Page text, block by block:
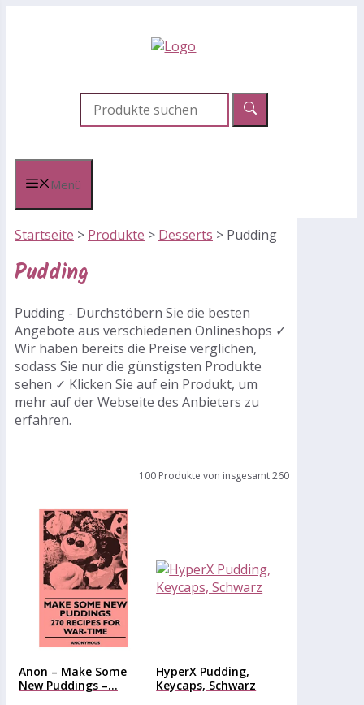
Menü
Startseite > Produkte > Desserts > Pudding
Pudding
Pudding - Durchstöbern Sie die besten
Angebote aus verschiedenen Onlineshops ✓
Wir haben bereits die Preise verglichen,
sodass Sie nur die günstigsten Produkte
sehen ✓ Klicken Sie auf ein Produkt, um
mehr auf der Webseite des Anbieters zu
erfahren.
100 Produkte von insgesamt 260
Anon – Make Some
New Puddings –...
HyperX Pudding,
Keycaps, Schwarz